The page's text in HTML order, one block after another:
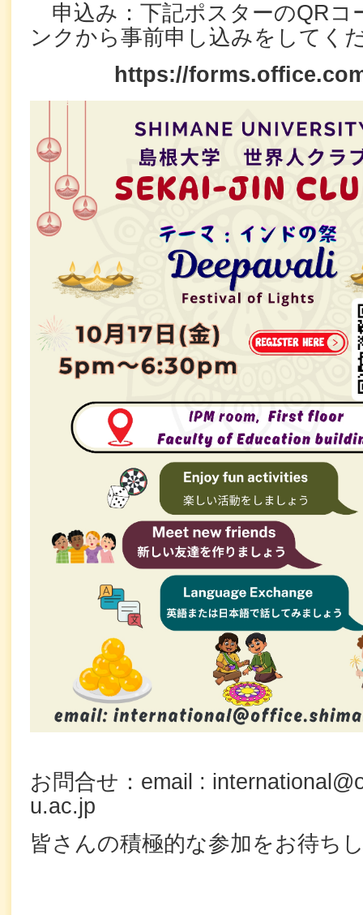
申込み：下記ポスターのQRコ
ンクから事前申し込みをしてく
https://forms.office.com/
お問合せ：email :
u.ac.jp
皆さんの積極的な参加をお待ち